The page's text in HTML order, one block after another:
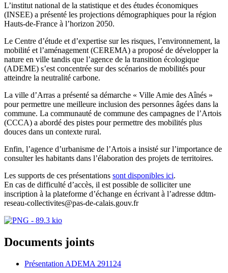
L’institut national de la statistique et des études économiques
(INSEE) a présenté les projections démographiques pour la région
Hauts-de-France à l’horizon 2050.
Le Centre d’étude et d’expertise sur les risques, l’environnement, la
mobilité et l’aménagement (CEREMA) a proposé de développer la
nature en ville tandis que l’agence de la transition écologique
(ADEME) s’est concentrée sur des scénarios de mobilités pour
atteindre la neutralité carbone.
La ville d’Arras a présenté sa démarche « Ville Amie des Aînés »
pour permettre une meilleure inclusion des personnes âgées dans la
commune. La communauté de commune des campagnes de l’Artois
(CCCA) a abordé des pistes pour permettre des mobilités plus
douces dans un contexte rural.
Enfin, l’agence d’urbanisme de l’Artois a insisté sur l’importance de
consulter les habitants dans l’élaboration des projets de territoires.
Les supports de ces présentations sont disponibles ici.
En cas de difficulté d’accès, il est possible de solliciter une
inscription à la plateforme d’échange en écrivant à l’adresse ddtm-
reseau-collectivites@pas-de-calais.gouv.fr
Documents joints
Présentation ADEMA 291124